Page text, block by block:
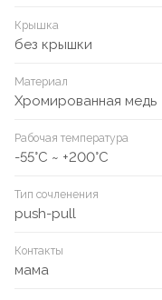
Крышка
без крышки
Материал
Хромированная медь
Рабочая температура
-55°C ~ +200°C
Тип сочленения
push-pull
Контакты
мама